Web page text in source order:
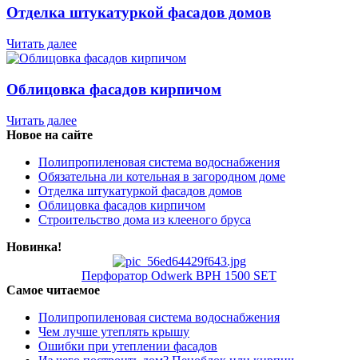
Отделка штукатуркой фасадов домов
Читать далее
Облицовка фасадов кирпичом
Читать далее
Новое на сайте
Полипропиленовая система водоснабжения
Обязательна ли котельная в загородном доме
Отделка штукатуркой фасадов домов
Облицовка фасадов кирпичом
Строительство дома из клееного бруса
Новинка!
Перфоратор Odwerk BPH 1500 SET
Самое читаемое
Полипропиленовая система водоснабжения
Чем лучше утеплять крышу
Ошибки при утеплении фасадов